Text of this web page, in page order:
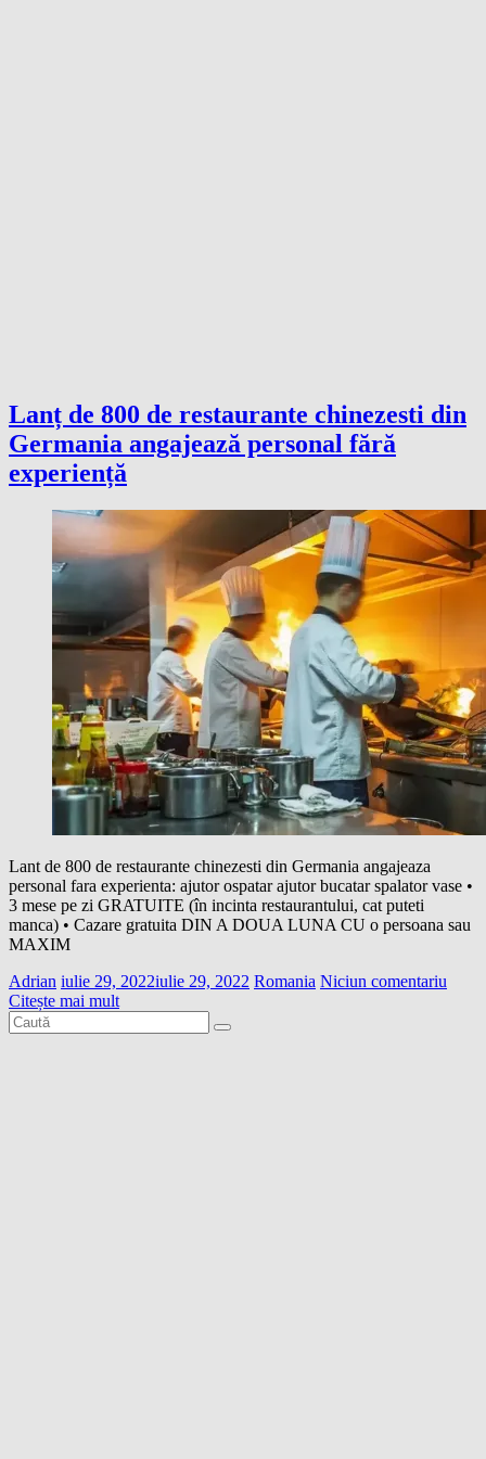
Lanț de 800 de restaurante chinezesti din
Germania angajează personal fără
experiență
Lant de 800 de restaurante chinezesti din Germania angajeaza
personal fara experienta: ajutor ospatar ajutor bucatar spalator vase •
3 mese pe zi GRATUITE (în incinta restaurantului, cat puteti
manca) • Cazare gratuita DIN A DOUA LUNA CU o persoana sau
MAXIM
Adrian iulie 29, 2022iulie 29, 2022 Romania Niciun comentariu
Citește mai mult